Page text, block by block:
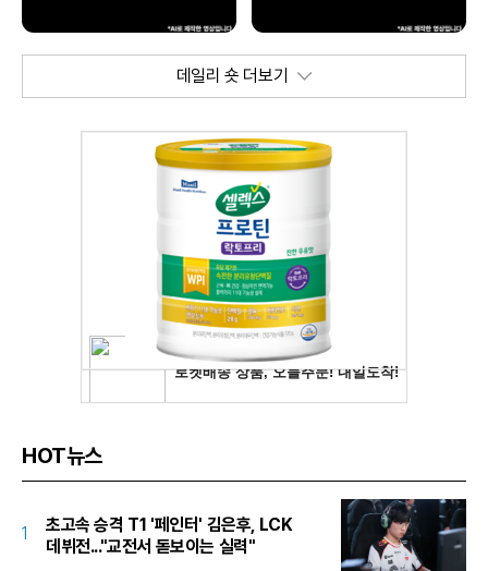
데일리 숏 더보기
HOT뉴스
1
초고속 승격 T1 '페인터' 김은후, LCK
데뷔전..."교전서 돋보이는 실력"